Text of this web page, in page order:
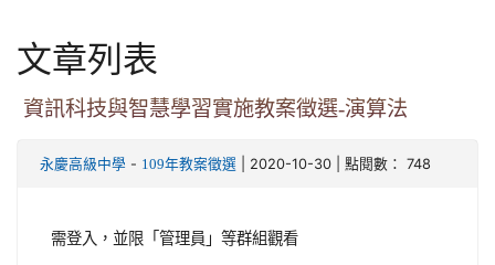
文章列表
資訊科技與智慧學習實施教案徵選-演算法
永慶高級中學 - 109年教案徵選 | 2020-10-30 | 點閱數： 748
需登入，並限「管理員」等群組觀看